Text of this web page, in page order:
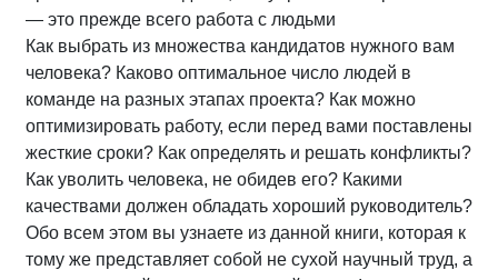
— это прежде всего работа с людьми
Как выбрать из множества кандидатов нужного вам
человека? Каково оптимальное число людей в
команде на разных этапах проекта? Как можно
оптимизировать работу, если перед вами поставлены
жесткие сроки? Как определять и решать конфликты?
Как уволить человека, не обидев его? Какими
качествами должен обладать хороший руководитель?
Обо всем этом вы узнаете из данной книги, которая к
тому же представляет собой не сухой научный труд, а